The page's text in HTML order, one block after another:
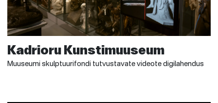
Kadrioru Kunstimuuseum
Muuseumi skulptuurifondi tutvustavate videote digilahendus